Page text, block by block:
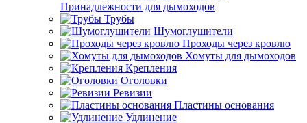
Принадлежности для дымоходов
Трубы
Шумоглушители
Проходы через кровлю
Хомуты для дымоходов
Крепления
Оголовки
Ревизии
Пластины основания
Удлинение